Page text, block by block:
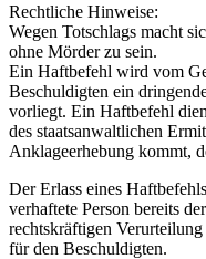
Rechtliche Hinweise:
Wegen Totschlags macht
ohne Mörder zu sein.
Ein Haftbefehl wird vom
Beschuldigten ein
vorliegt. Ein Haftbefehl
des staatsanwaltlichen
Anklageerhebung kommt,
Der Erlass eines
verhaftete Person bereits
rechtskräftigen
für den Beschuldigten.